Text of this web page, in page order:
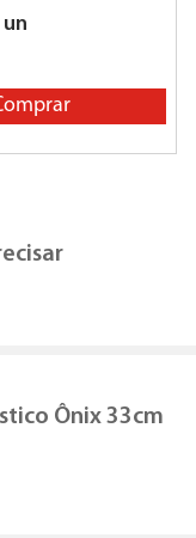
un
Ônix 33cm